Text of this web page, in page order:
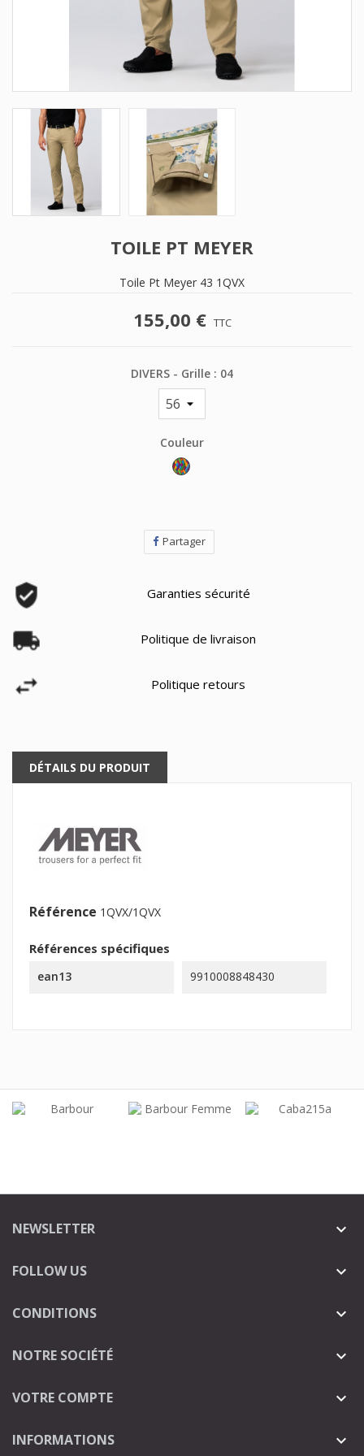
TOILE PT MEYER
Toile Pt Meyer 43 1QVX
155,00 € TTC
DIVERS - Grille : 04
Couleur
Multicolore
Partager
Garanties sécurité
Politique de livraison
Politique retours
DÉTAILS DU PRODUIT
Référence 1QVX/1QVX
Références spécifiques
ean13 9910008848430
NEWSLETTER 
FOLLOW US 
CONDITIONS 
NOTRE SOCIÉTÉ 
VOTRE COMPTE 
INFORMATIONS 